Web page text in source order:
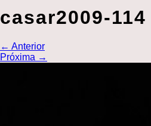
casar2009-114
← Anterior
Próxima →